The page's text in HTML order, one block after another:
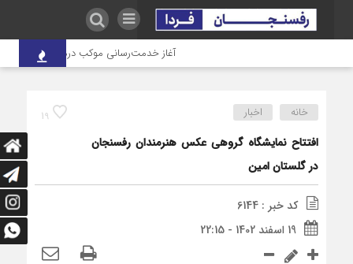
آغاز خدمت‌رسانی موکب درمانی شهدای
19 خانه اخبار
افتتاح نمایشگاه گروهی عکس هنرمندان رفسنجان
در گلستان امین
کد خبر : 6144
19 اسفند 1402 - 22:15